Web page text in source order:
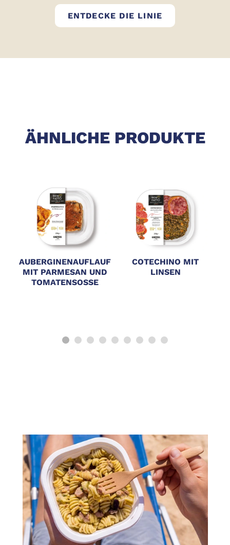
ENTDECKE DIE LINIE
ÄHNLICHE PRODUKTE
AUBERGINENAUFLAUF
MIT PARMESAN UND
TOMATENSOSSE
COTECHINO MIT
LINSEN